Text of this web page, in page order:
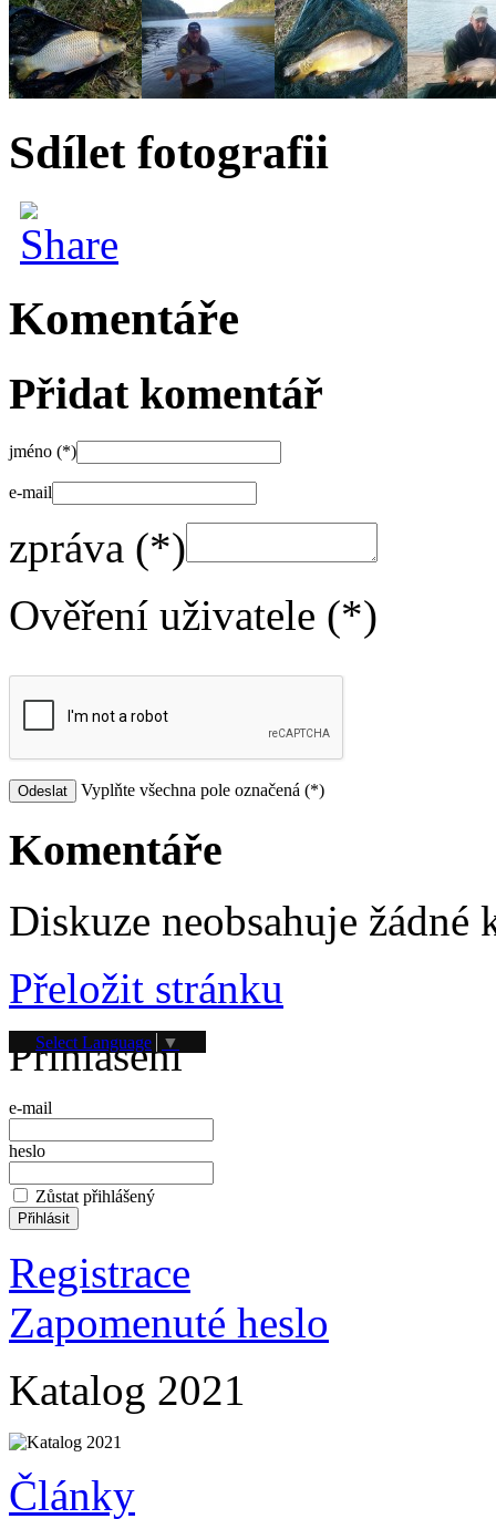
Sdílet fotografii
Komentáře
Přidat komentář
jméno (*)
e-mail
zpráva (*)
Ověření uživatele (*)
Vyplňte všechna pole označená (*)
Komentáře
Diskuze neobsahuje žádné
Přeložit stránku
Select Language ▼
Přihlášení
e-mail
heslo
Zůstat přihlášený
Registrace
Zapomenuté heslo
Katalog 2021
Články